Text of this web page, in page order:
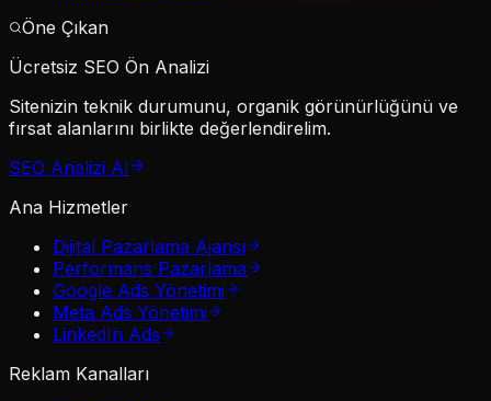
Öne Çıkan
Ücretsiz SEO Ön Analizi
Sitenizin teknik durumunu, organik görünürlüğünü ve
fırsat alanlarını birlikte değerlendirelim.
SEO Analizi Al
Ana Hizmetler
Dijital Pazarlama Ajansı
Performans Pazarlama
Google Ads Yönetimi
Meta Ads Yönetimi
LinkedIn Ads
Reklam Kanalları